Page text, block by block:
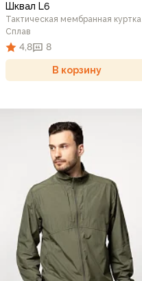
Шквал L6
Тактическая мембранная куртка
Сплав
4,8 8
В корзину